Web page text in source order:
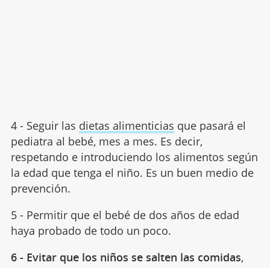
4 - Seguir las dietas alimenticias que pasará el
pediatra al bebé, mes a mes. Es decir,
respetando e introduciendo los alimentos según
la edad que tenga el niño. Es un buen medio de
prevención.
5 - Permitir que el bebé de dos años de edad
haya probado de todo un poco.
6 - Evitar que los niños se salten las comidas,